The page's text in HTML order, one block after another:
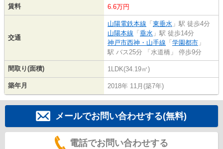
賃料 6.6万円
交通
山陽電鉄本線 「 東垂水 」駅 徒歩4分
山陽本線 「 垂水 」駅 徒歩14分
神戸市西神・山手線 「 学園都市 」
駅 バス25分 「水道橋」 停歩9分
間取り(面積) 1LDK(34.19㎡)
築年月 2018年 11月(築7年)
メールでお問い合わせする(無料)
電話でお問い合わせする